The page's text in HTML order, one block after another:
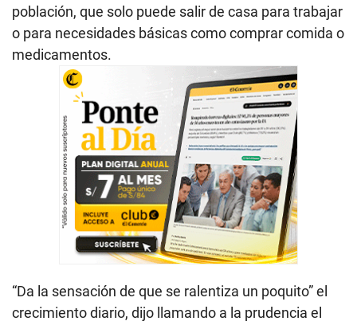
población, que solo puede salir de casa para trabajar
o para necesidades básicas como comprar comida o
medicamentos.
“Da la sensación de que se ralentiza un poquito” el
crecimiento diario, dijo llamando a la prudencia el